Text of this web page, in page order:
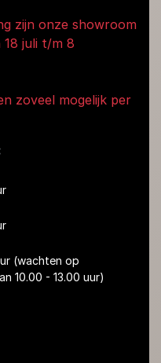
zijn onze showroom
juli t/m 8
zoveel mogelijk per
(wachten op
10.00 - 13.00 uur)